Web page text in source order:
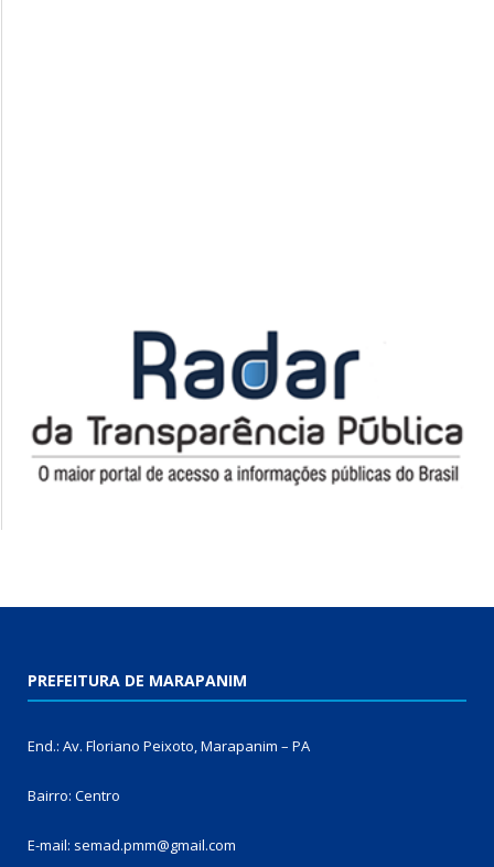
PREFEITURA DE MARAPANIM
End.: Av. Floriano Peixoto, Marapanim – PA
Bairro: Centro
E-mail: semad.pmm@gmail.com